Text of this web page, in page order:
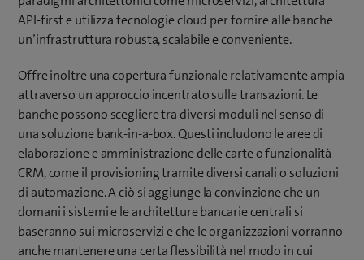
API-first e utilizza tecnologie cloud per fornire alle banche
un’infrastruttura robusta, scalabile e conveniente.
Offre inoltre una copertura funzionale relativamente ampia
attraverso un approccio incentrato sulle transazioni. Le
banche possono scegliere tra diversi moduli nel senso di
una soluzione bank-in-a-box. Questi includono le aree di
elaborazione e amministrazione delle carte o funzionalità
CRM, come il provisioning tramite diversi canali o soluzioni
di automazione. A ciò si aggiunge la convinzione che un
domani i sistemi e le architetture bancarie centrali si
baseranno sui microservizi e che le organizzazioni vorranno
anche mantenere una certa flessibilità nel modo in cui